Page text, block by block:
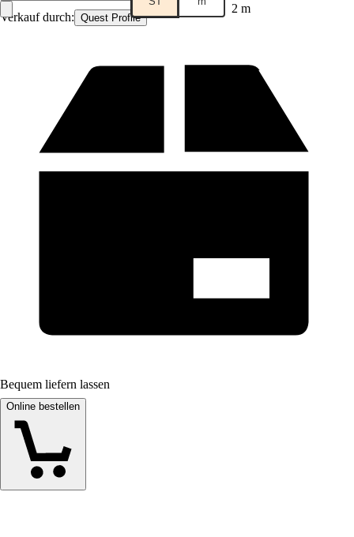
Verkauf durch: Quest Profile
2 m
Bequem liefern lassen
Online bestellen